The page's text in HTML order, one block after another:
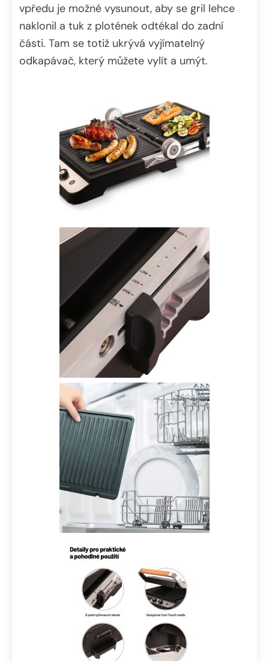
vpředu je možné vysunout, aby se gril lehce
naklonil a tuk z plotének odtékal do zadní
části. Tam se totiž ukrývá vyjímatelný
odkapávač, který můžete vylít a umýt.